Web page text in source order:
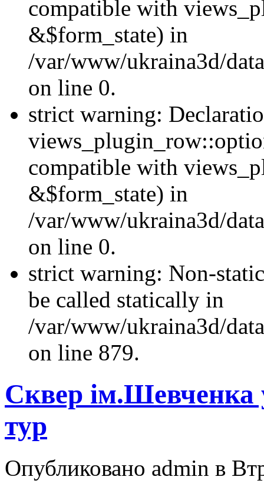
compatible with
&$form_state) in
/var/www/ukraina3d/
on line 0.
strict warning:
compatible with
&$form_state) in
/var/www/ukraina3d/
on line 0.
strict warning: Non-
be called statically in
/var/www/ukraina3d/
on line 879.
Сквер ім.Шевченка
тур
Опубликовано admin в